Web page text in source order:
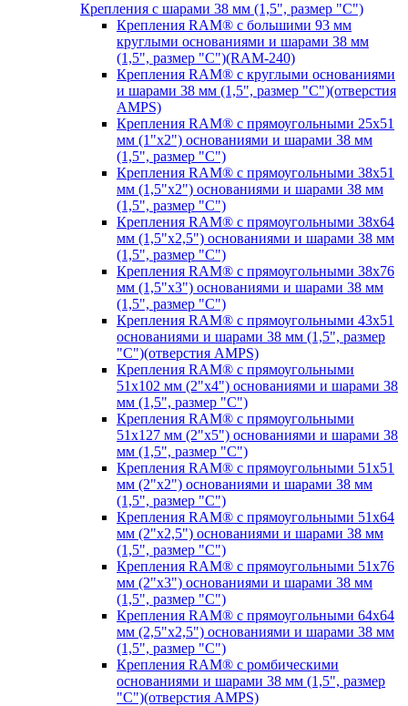
Крепления с шарами 38 мм (1,5", размер "C")
Крепления RAM® с большими 93 мм
круглыми основаниями и шарами 38 мм
(1,5", размер "C")(RAM-240)
Крепления RAM® с круглыми основаниями
и шарами 38 мм (1,5", размер "C")(отверстия
AMPS)
Крепления RAM® с прямоугольными 25х51
мм (1"х2") основаниями и шарами 38 мм
(1,5", размер "C")
Крепления RAM® с прямоугольными 38х51
мм (1,5"х2") основаниями и шарами 38 мм
(1,5", размер "C")
Крепления RAM® с прямоугольными 38х64
мм (1,5"х2,5") основаниями и шарами 38 мм
(1,5", размер "C")
Крепления RAM® с прямоугольными 38х76
мм (1,5"х3") основаниями и шарами 38 мм
(1,5", размер "C")
Крепления RAM® с прямоугольными 43х51
основаниями и шарами 38 мм (1,5", размер
"C")(отверстия AMPS)
Крепления RAM® с прямоугольными
51х102 мм (2"х4") основаниями и шарами 38
мм (1,5", размер "C")
Крепления RAM® с прямоугольными
51х127 мм (2"х5") основаниями и шарами 38
мм (1,5", размер "C")
Крепления RAM® с прямоугольными 51х51
мм (2"х2") основаниями и шарами 38 мм
(1,5", размер "C")
Крепления RAM® с прямоугольными 51х64
мм (2"х2,5") основаниями и шарами 38 мм
(1,5", размер "C")
Крепления RAM® с прямоугольными 51х76
мм (2"х3") основаниями и шарами 38 мм
(1,5", размер "C")
Крепления RAM® с прямоугольными 64х64
мм (2,5"х2,5") основаниями и шарами 38 мм
(1,5", размер "C")
Крепления RAM® с ромбическими
основаниями и шарами 38 мм (1,5", размер
"C")(отверстия AMPS)